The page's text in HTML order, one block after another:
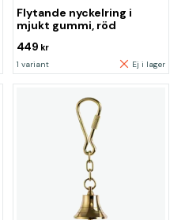
Flytande nyckelring i
mjukt gummi, röd
449 kr
1 variant Ej i lager